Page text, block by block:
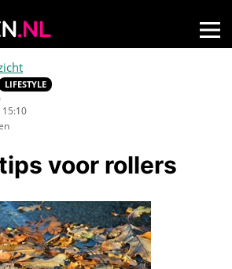
LIFESTYLE
voor rollers